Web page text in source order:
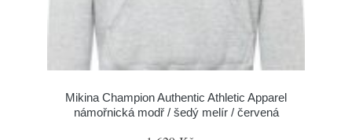
Mikina Champion Authentic Athletic Apparel
námořnická modř / šedý melír / červená